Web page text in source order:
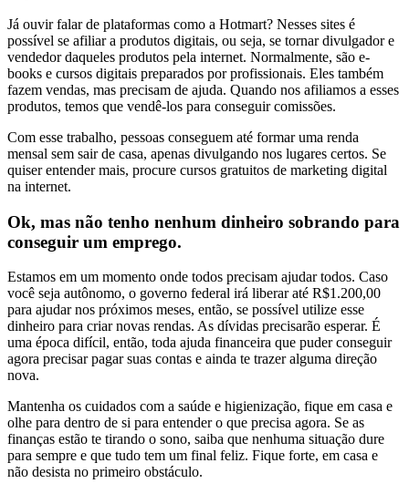
Já ouvir falar de plataformas como a Hotmart? Nesses sites é
possível se afiliar a produtos digitais, ou seja, se tornar divulgador e
vendedor daqueles produtos pela internet. Normalmente, são e-
books e cursos digitais preparados por profissionais. Eles também
fazem vendas, mas precisam de ajuda. Quando nos afiliamos a esses
produtos, temos que vendê-los para conseguir comissões.
Com esse trabalho, pessoas conseguem até formar uma renda
mensal sem sair de casa, apenas divulgando nos lugares certos. Se
quiser entender mais, procure cursos gratuitos de marketing digital
na internet.
Ok, mas não tenho nenhum dinheiro sobrando para
conseguir um emprego.
Estamos em um momento onde todos precisam ajudar todos. Caso
você seja autônomo, o governo federal irá liberar até R$1.200,00
para ajudar nos próximos meses, então, se possível utilize esse
dinheiro para criar novas rendas. As dívidas precisarão esperar. É
uma época difícil, então, toda ajuda financeira que puder conseguir
agora precisar pagar suas contas e ainda te trazer alguma direção
nova.
Mantenha os cuidados com a saúde e higienização, fique em casa e
olhe para dentro de si para entender o que precisa agora. Se as
finanças estão te tirando o sono, saiba que nenhuma situação dure
para sempre e que tudo tem um final feliz. Fique forte, em casa e
não desista no primeiro obstáculo.